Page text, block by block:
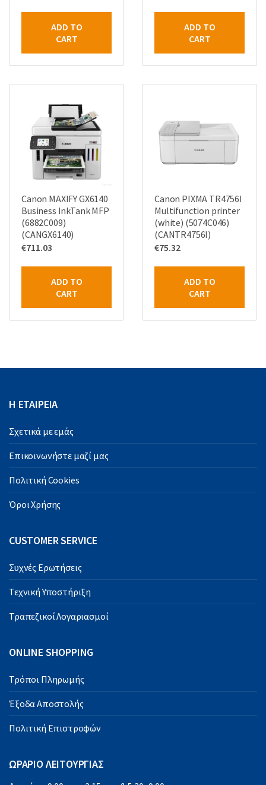
ADD TO
CART
ADD TO
CART
Canon MAXIFY GX6140
Business InkTank MFP
(6882C009)
(CANGX6140)
€711.03
ADD TO
CART
Canon PIXMA TR4756I
Multifunction printer
(white) (5074C046)
(CANTR4756I)
€75.32
ADD TO
CART
Η ΕΤΑΙΡΕΙΑ
Σχετικά με εμάς
Επικοινωνήστε μαζί μας
Πολιτική Cookies
Όροι Χρήσης
CUSTOMER SERVICE
Συχνές Ερωτήσεις
Τεχνική Υποστήριξη
Τραπεζικοί Λογαριασμοί
ONLINE SHOPPING
Τρόποι Πληρωμής
Έξοδα Αποστολής
Πολιτική Επιστροφών
ΩΡΑΡΙΟ ΛΕΙΤΟΥΡΓΙΑΣ